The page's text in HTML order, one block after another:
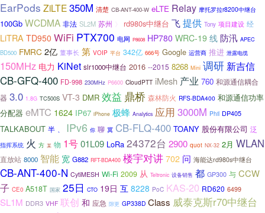
EarPods ZiLTE350M 清楚 CB-ANT-400-W eLTE Relay 摩托罗拉r8200中继台
100Gb WCDMA 非法 SL2M 苏州 rd980s中继台 飞提供 Tony 项目建设 经
LiTRA TD950 WiFi PTX700 电网 P8608 HP780 WRC-19 线 防汛 APEC
BD500 FMRC 2亿 董事长 第 VOIP 平台 342亿 666号 Google 运营商 推进 泄露电缆
150MHz 电力 KiNet slr1000中继台 2016 --2015 8268 Mini 调研 新吉信
CB-GFQ-400 FD-998 230MHz P6600 CloudPTT iMesh 产业 760 和源通信耦合
器 3.0 1.8G TC500S VT-3 DMR 效益 鼎桥 森林防火 RFS-BDA400 和源通信功率
分配器 eMTC 1624 IP67 iPhone 极蜂 Analytics 应用 3000M Phil DP405
TALKABOUT 半 IPv6 你 聊 冀 CB-FLQ-400 TOANY 股份有限公司 泛
指挥系统 火 方 某 物 1号01L09 LoRa 24372台 2900 quot NX-32 2月 WLAN
直放站 8000 智能 宽 G882 RFT-BDA400 楼宇对讲 702 问 海能达rd980s中继台
CB-ANT-400-N CytiMESH Wi-Fi 2009 从 Teltronic 设备销售 都 GP300 与 CCW
子 CE0 A518T 国家 25日 CTO 19日 互 8228 PoC KAS-20 RD620 6499
SL1M DDR3 VHF 联创 和 应急 隙更 GP338D Class 威泰克斯r70中继台